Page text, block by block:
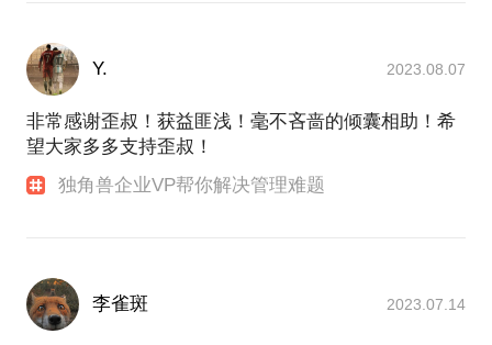
Y. 2023.08.07
非常感谢歪叔！获益匪浅！毫不吝啬的倾囊相助！希
望大家多多支持歪叔！
独角兽企业VP帮你解决管理难题
李雀斑 2023.07.14